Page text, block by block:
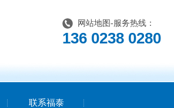
网站地图 -服务热线：
136 0238 0280
联系福泰